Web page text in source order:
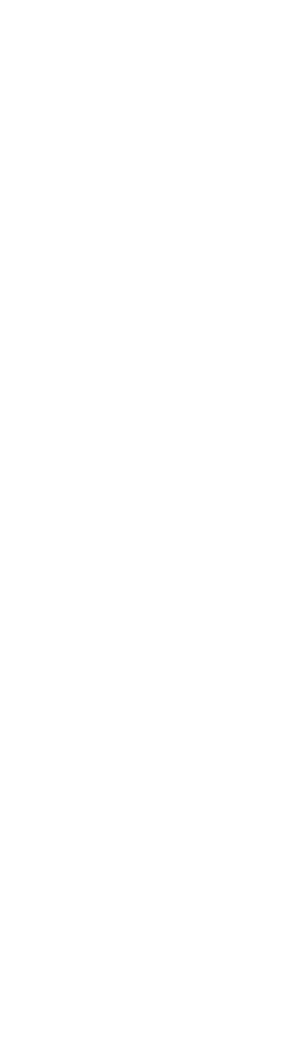
vlažne / suhe uvjete.
sljedeći put kada budem komentirao.